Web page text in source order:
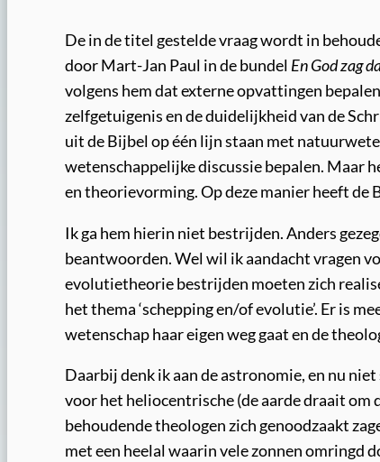
De in de titel gestelde vraag wordt in
door Mart-Jan Paul in de bundel En God zag
volgens hem dat externe opvattingen
zelfgetuigenis en de duidelijkheid van de
uit de Bijbel op één lijn staan met
wetenschappelijke discussie bepalen. Maar
en theorievorming. Op deze manier heeft de
Ik ga hem hierin niet bestrijden. Anders
beantwoorden. Wel wil ik aandacht vragen
evolutietheorie bestrijden moeten zich
het thema ‘schepping en/of evolutie’. Er is
wetenschap haar eigen weg gaat en de
Daarbij denk ik aan de astronomie, en nu
voor het heliocentrische (de aarde draait om
behoudende theologen zich genoodzaakt
met een heelal waarin vele zonnen omringd